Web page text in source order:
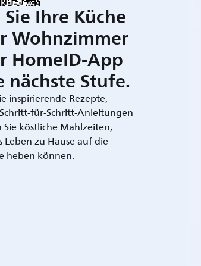
Ihre Küche
Wohnzimmer
HomeID-App
nächste Stufe.
inspirierende Rezepte,
für-Schritt-Anleitungen
köstliche Mahlzeiten,
Leben zu Hause auf die
heben können.